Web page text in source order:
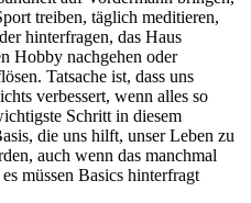
treiben, täglich meditieren,
hinterfragen, das Haus
Hobby nachgehen oder
Tatsache ist, dass uns
verbessert, wenn alles so
Schritt in diesem
die uns hilft, unser Leben zu
auch wenn das manchmal
müssen Basics hinterfragt